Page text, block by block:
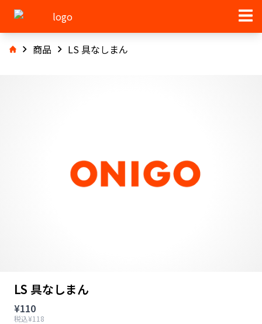
商品 LS 具なしまん
LS 具なしまん
¥110
税込¥118